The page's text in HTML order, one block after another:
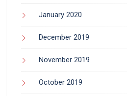
January 2020
December 2019
November 2019
October 2019